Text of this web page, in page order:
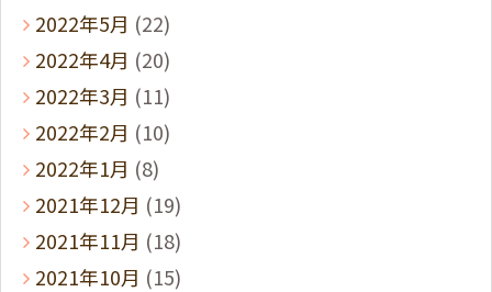
2022年5月 (22)
2022年4月 (20)
2022年3月 (11)
2022年2月 (10)
2022年1月 (8)
2021年12月 (19)
2021年11月 (18)
2021年10月 (15)